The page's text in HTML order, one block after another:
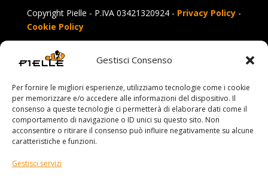
Gestisci Consenso
Per fornire le migliori esperienze, utilizziamo tecnologie come i cookie
per memorizzare e/o accedere alle informazioni del dispositivo. Il
consenso a queste tecnologie ci permetterà di elaborare dati come il
comportamento di navigazione o ID unici su questo sito. Non
acconsentire o ritirare il consenso può influire negativamente su alcune
caratteristiche e funzioni.
Gestisci servizi
Copyright Pielle - P.IVA 03421320924 - Privacy Policy-
Cookie Policy